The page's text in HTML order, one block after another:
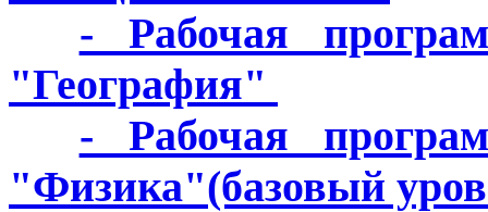
- Рабочая
"География"
- Рабочая
"Физика"(базовый